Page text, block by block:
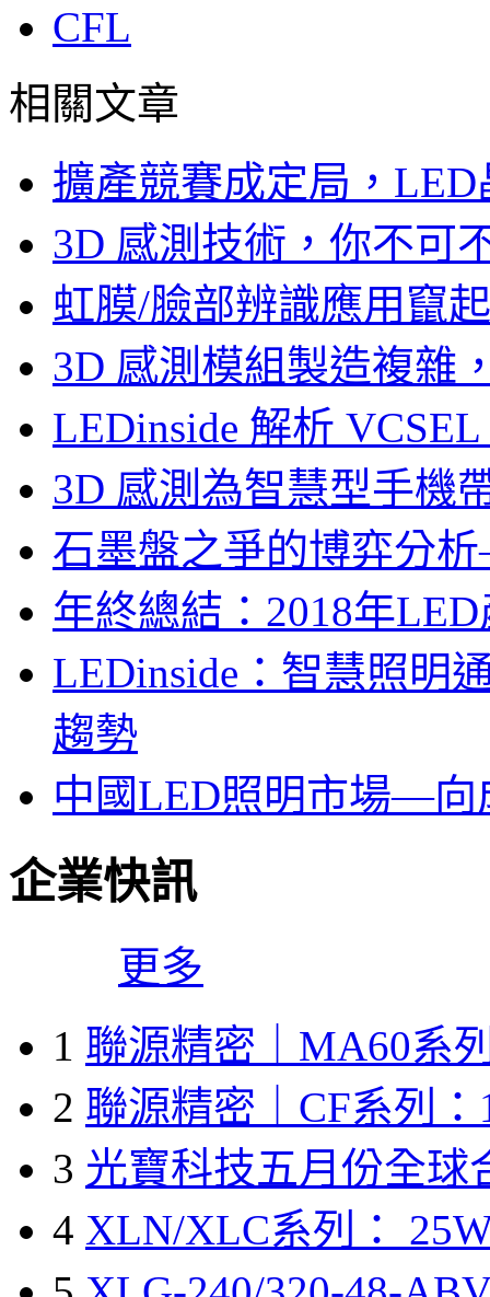
CFL
相關文章
擴產競賽成定局，
3D 感測技術，你不可
虹膜/臉部辨識應用竄
3D 感測模組製造複雜
LEDinside 解析
3D 感測為智慧型手機
石墨盤之爭的博弈分
年終總結：2018年
LEDinside：智慧照明
趨勢
中國LED照明市場—向
企業快訊
更多
1 聯源精密｜MA60系
2 聯源精密｜CF系列：
3 光寶科技五月份全球
4 XLN/XLC系列：